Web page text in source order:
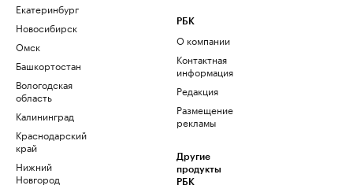
Екатеринбург
Новосибирск
Омск
Башкортостан
Вологодская
область
Калининград
Краснодарский
край
Нижний
Новгород
РБК
О компании
Контактная
информация
Редакция
Размещение
рекламы
Другие
продукты
РБК